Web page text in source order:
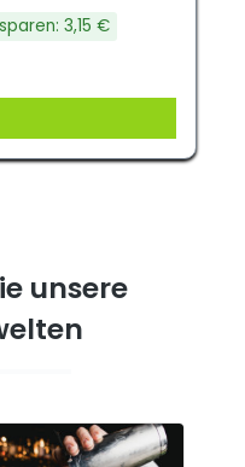
3,15 €
unsere